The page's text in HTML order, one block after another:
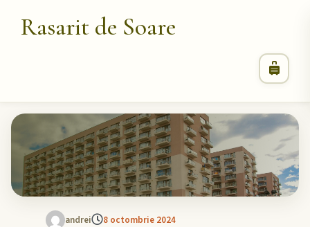
Rasarit de Soare
andrei 8 octombrie 2024